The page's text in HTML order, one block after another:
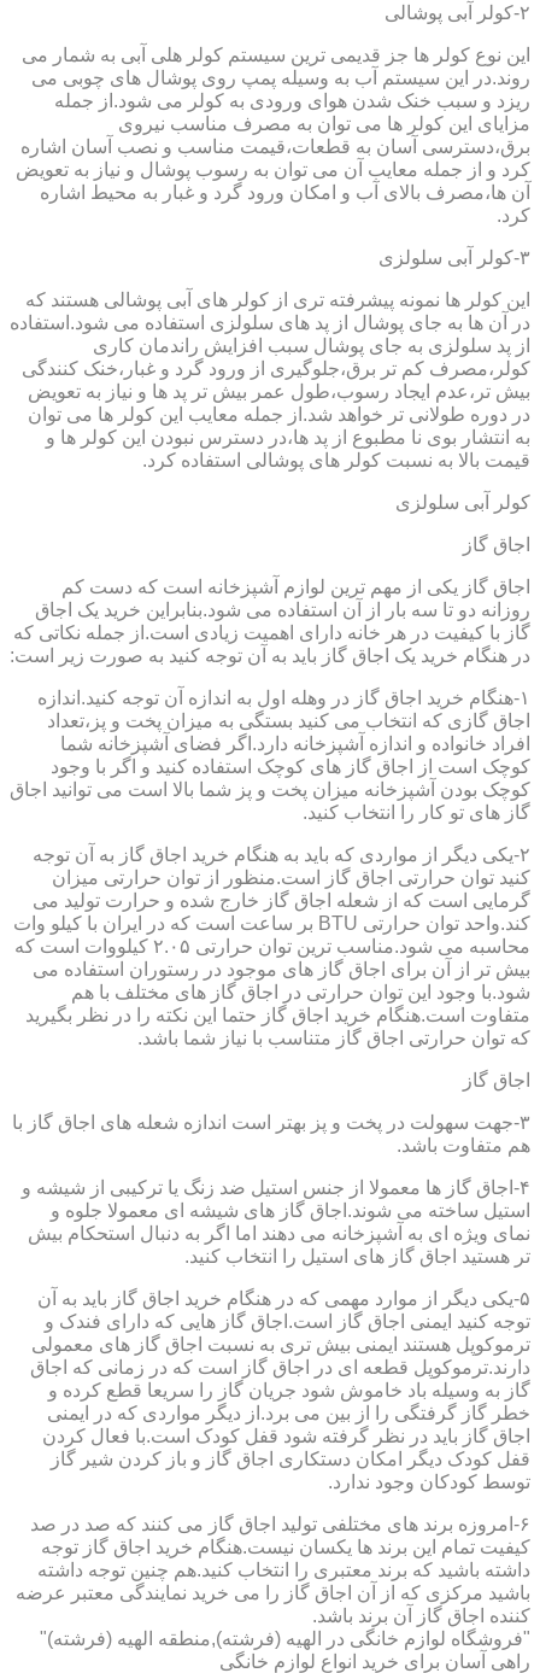
۲-کولر آبی پوشالی
این نوع کولر ها جز قدیمی ترین سیستم کولر هلی آبی به شمار می
روند.در این سیستم آب به وسیله پمپ روی پوشال های چوبی می
ریزد و سبب خنک شدن هوای ورودی به کولر می شود.از جمله
مزایای این کولر ها می توان به مصرف مناسب نیروی
برق،دسترسی آسان به قطعات،قیمت مناسب و نصب آسان اشاره
کرد و از جمله معایب آن می توان به رسوب پوشال و نیاز به تعویض
آن ها،مصرف بالای آب و امکان ورود گرد و غبار به محیط اشاره
کرد.
۳-کولر آبی سلولزی
این کولر ها نمونه پیشرفته تری از کولر های آبی پوشالی هستند که
در آن ها به جای پوشال از پد های سلولزی استفاده می شود.استفاده
از پد سلولزی به جای پوشال سبب افزایش راندمان کاری
کولر،مصرف کم تر برق،جلوگیری از ورود گرد و غبار،خنک کنندگی
بیش تر،عدم ایجاد رسوب،طول عمر بیش تر پد ها و نیاز به تعویض
در دوره طولانی تر خواهد شد.از جمله معایب این کولر ها می توان
به انتشار بوی نا مطبوع از پد ها،در دسترس نبودن این کولر ها و
قیمت بالا به نسبت کولر های پوشالی استفاده کرد.
کولر آبی سلولزی
اجاق گاز
اجاق گاز یکی از مهم ترین لوازم آشپزخانه است که دست کم
روزانه دو تا سه بار از آن استفاده می شود.بنابراین خرید یک اجاق
گاز با کیفیت در هر خانه دارای اهمیت زیادی است.از جمله نکاتی که
در هنگام خرید یک اجاق گاز باید به آن توجه کنید به صورت زیر است:
۱-هنگام خرید اجاق گاز در وهله اول به اندازه آن توجه کنید.اندازه
اجاق گازی که انتخاب می کنید بستگی به میزان پخت و پز،تعداد
افراد خانواده و اندازه آشپزخانه دارد.اگر فضای آشپزخانه شما
کوچک است از اجاق گاز های کوچک استفاده کنید و اگر با وجود
کوچک بودن آشپزخانه میزان پخت و پز شما بالا است می توانید اجاق
گاز های تو کار را انتخاب کنید.
۲-یکی دیگر از مواردی که باید به هنگام خرید اجاق گاز به آن توجه
کنید توان حرارتی اجاق گاز است.منظور از توان حرارتی میزان
گرمایی است که از شعله اجاق گاز خارج شده و حرارت تولید می
کند.واحد توان حرارتی BTU بر ساعت است که در ایران با کیلو وات
محاسبه می شود.مناسب ترین توان حرارتی ۲.۰۵ کیلووات است که
بیش تر از آن برای اجاق گاز های موجود در رستوران استفاده می
شود.با وجود این توان حرارتی در اجاق گاز های مختلف با هم
متفاوت است.هنگام خرید اجاق گاز حتما این نکته را در نظر بگیرید
که توان حرارتی اجاق گاز متناسب با نیاز شما باشد.
اجاق گاز
۳-جهت سهولت در پخت و پز بهتر است اندازه شعله های اجاق گاز با
هم متفاوت باشد.
۴-اجاق گاز ها معمولا از جنس استیل ضد زنگ یا ترکیبی از شیشه و
استیل ساخته می شوند.اجاق گاز های شیشه ای معمولا جلوه و
نمای ویژه ای به آشپزخانه می دهند اما اگر به دنبال استحکام بیش
تر هستید اجاق گاز های استیل را انتخاب کنید.
۵-یکی دیگر از موارد مهمی که در هنگام خرید اجاق گاز باید به آن
توجه کنید ایمنی اجاق گاز است.اجاق گاز هایی که دارای فندک و
ترموکوپل هستند ایمنی بیش تری به نسبت اجاق گاز های معمولی
دارند.ترموکوپل قطعه ای در اجاق گاز است که در زمانی که اجاق
گاز به وسیله باد خاموش شود جریان گاز را سریعا قطع کرده و
خطر گاز گرفتگی را از بین می برد.از دیگر مواردی که در ایمنی
اجاق گاز باید در نظر گرفته شود قفل کودک است.با فعال کردن
قفل کودک دیگر امکان دستکاری اجاق گاز و باز کردن شیر گاز
توسط کودکان وجود ندارد.
۶-امروزه برند های مختلفی تولید اجاق گاز می کنند که صد در صد
کیفیت تمام این برند ها یکسان نیست.هنگام خرید اجاق گاز توجه
داشته باشید که برند معتبری را انتخاب کنید.هم چنین توجه داشته
باشید مرکزی که از آن اجاق گاز را می خرید نمایندگی معتبر عرضه
کننده اجاق گاز آن برند باشد.
"فروشگاه لوازم خانگی در الهیه (فرشته),منطقه الهیه (فرشته)"
راهی آسان برای خرید انواع لوازم خانگی